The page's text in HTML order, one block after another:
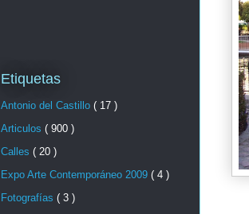
Etiquetas
Antonio del Castillo ( 17 )
Articulos ( 900 )
Calles ( 20 )
Expo Arte Contemporáneo 2009 ( 4 )
Fotografías ( 3 )